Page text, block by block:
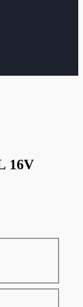
16V